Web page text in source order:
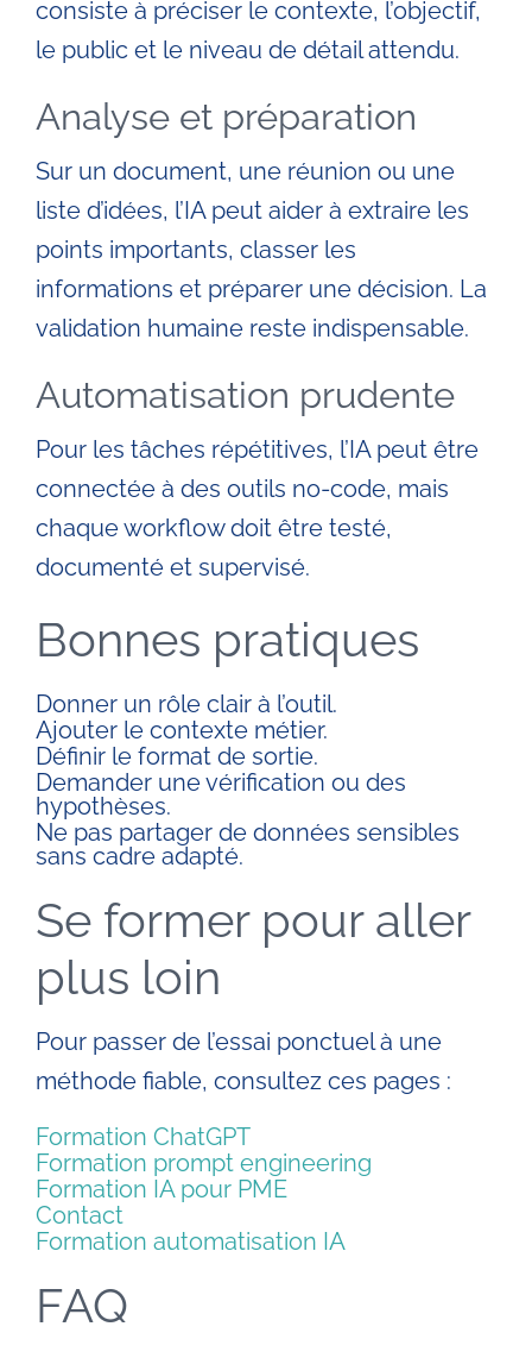
consiste à préciser le contexte, l’objectif,
le public et le niveau de détail attendu.
Analyse et préparation
Sur un document, une réunion ou une
liste d’idées, l’IA peut aider à extraire les
points importants, classer les
informations et préparer une décision. La
validation humaine reste indispensable.
Automatisation prudente
Pour les tâches répétitives, l’IA peut être
connectée à des outils no-code, mais
chaque workflow doit être testé,
documenté et supervisé.
Bonnes pratiques
Donner un rôle clair à l’outil.
Ajouter le contexte métier.
Définir le format de sortie.
Demander une vérification ou des
hypothèses.
Ne pas partager de données sensibles
sans cadre adapté.
Se former pour aller
plus loin
Pour passer de l’essai ponctuel à une
méthode fiable, consultez ces pages :
Formation ChatGPT
Formation prompt engineering
Formation IA pour PME
Contact
Formation automatisation IA
FAQ